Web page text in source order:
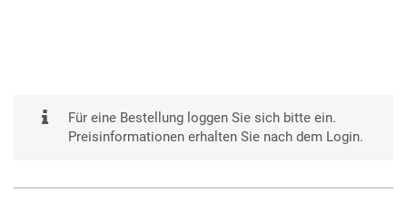
Für eine Bestellung loggen Sie sich bitte ein.
Preisinformationen erhalten Sie nach dem Login.